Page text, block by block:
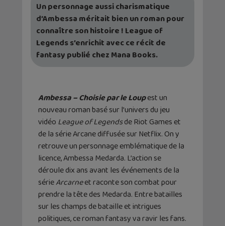
Un personnage aussi charismatique
d’Ambessa méritait bien un roman pour
connaître son histoire ! League of
Legends s’enrichit avec ce récit de
fantasy publié chez Mana Books.
Ambessa – Choisie par le Loupest un
nouveau roman basé sur l’univers du jeu
vidéo League of Legendsde Riot Games et
de la série Arcane diffusée sur Netflix. On y
retrouve un personnage emblématique de la
licence, Ambessa Medarda. L’action se
déroule dix ans avant les événements de la
sérieArcarneet raconte son combat pour
prendre la tête des Medarda. Entre batailles
sur les champs de bataille et intrigues
politiques, ce roman fantasy va ravir les fans.